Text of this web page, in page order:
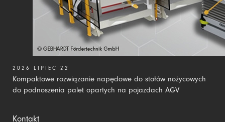
Kompaktowe rozwiązanie napędowe do stołów nożycowych
do podnoszenia palet opartych na pojazdach AGV
2026 LIPIEC 22